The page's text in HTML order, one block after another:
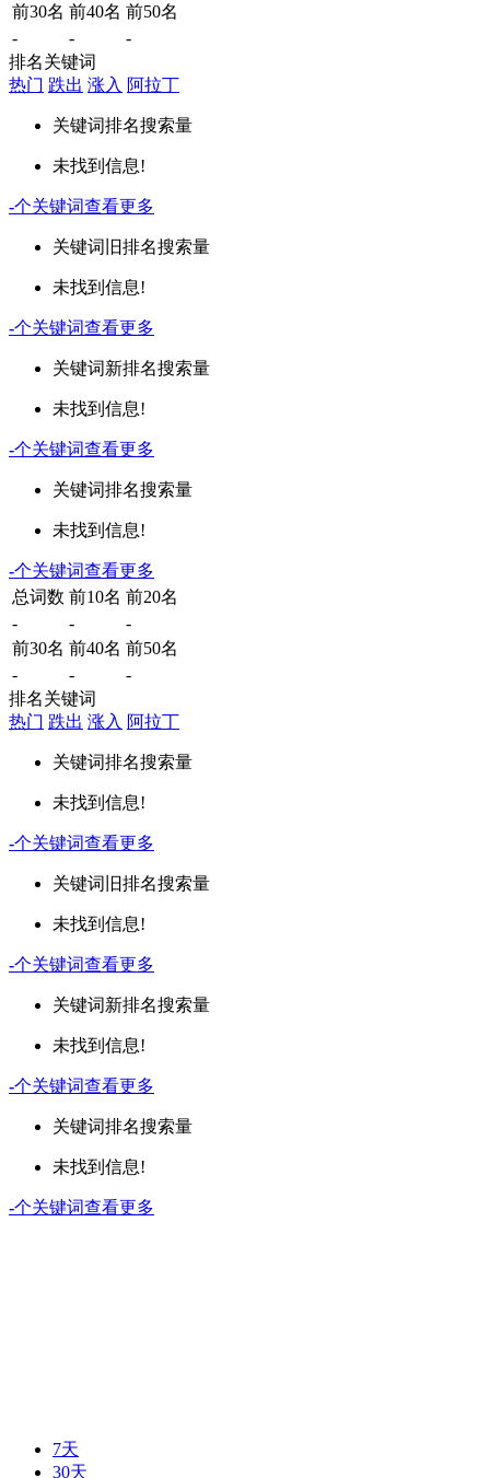
前30名 前40名 前50名
-
-
-
排名关键词
热门 跌出 涨入 阿拉丁
关键词排名搜索量
未找到信息!
-个关键词查看更多
关键词 旧排名搜索量
未找到信息!
-个关键词查看更多
关键词新排名搜索量
未找到信息!
-个关键词查看更多
关键词排名搜索量
未找到信息!
-个关键词查看更多
总词数 前10名 前20名
-
-
-
前30名 前40名 前50名
-
-
-
排名关键词
热门 跌出 涨入 阿拉丁
关键词排名搜索量
未找到信息!
-个关键词查看更多
关键词 旧排名搜索量
未找到信息!
-个关键词查看更多
关键词新排名搜索量
未找到信息!
-个关键词查看更多
关键词排名搜索量
未找到信息!
-个关键词查看更多
7天
30天